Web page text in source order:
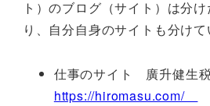
ト）のブログ（サイト）は分
り、自分自身のサイトも分けて
仕事のサイト 廣升健生
https://hiromasu.com/